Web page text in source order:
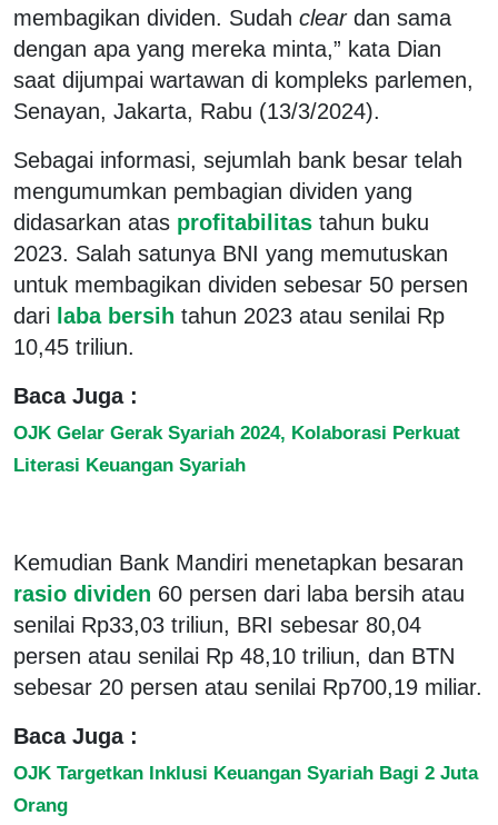
membagikan dividen. Sudah cleardan sama
dengan apa yang mereka minta,” kata Dian
saat dijumpai wartawan di kompleks parlemen,
Senayan, Jakarta, Rabu (13/3/2024).
Sebagai informasi, sejumlah bank besar telah
mengumumkan pembagian dividen yang
didasarkan atas profitabilitas tahun buku
2023. Salah satunya BNI yang memutuskan
untuk membagikan dividen sebesar 50 persen
dari laba bersih tahun 2023 atau senilai Rp
10,45 triliun.
Baca Juga :
OJK Gelar Gerak Syariah 2024, Kolaborasi Perkuat
Literasi Keuangan Syariah
Kemudian Bank Mandiri menetapkan besaran
rasio dividen 60 persen dari laba bersih atau
senilai Rp33,03 triliun, BRI sebesar 80,04
persen atau senilai Rp 48,10 triliun, dan BTN
sebesar 20 persen atau senilai Rp700,19 miliar.
Baca Juga :
OJK Targetkan Inklusi Keuangan Syariah Bagi 2 Juta
Orang